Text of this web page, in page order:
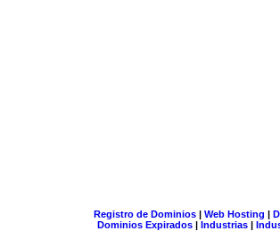
Registro de Dominios| Web Hosting |
Dominios Expirados | Industrias |